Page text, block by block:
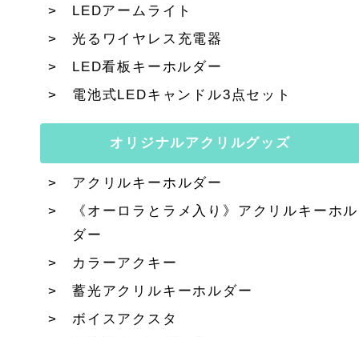
LEDアームライト
光るワイヤレス充電器
LED看板キーホルダー
電池式LEDキャンドル3点セット
オリジナルアクリルグッズ
アクリルキーホルダー
《オーロラとラメ入り》アクリルキーホル
ダー
カラーアクキー
蓄光アクリルキーホルダー
ボイスアクスタ